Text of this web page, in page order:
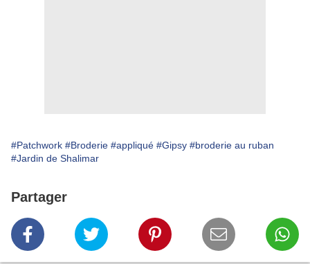
#Patchwork #Broderie #appliqué #Gipsy #broderie au ruban
#Jardin de Shalimar
Partager